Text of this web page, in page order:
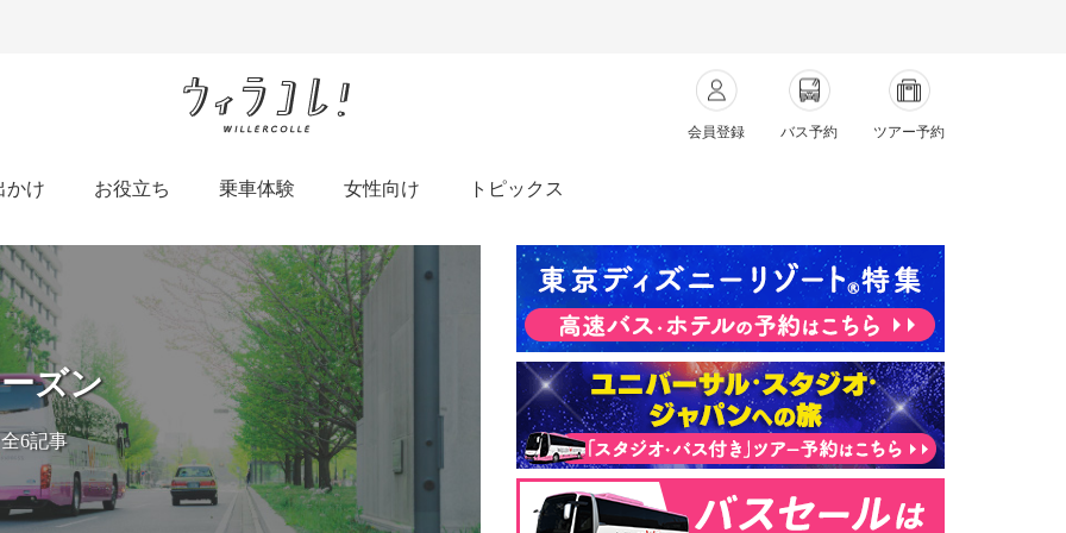
会員登録 バス予約 ツアー予約
かけ お役立ち 乗車体験 女性向け トピックス
ズン
全6記事